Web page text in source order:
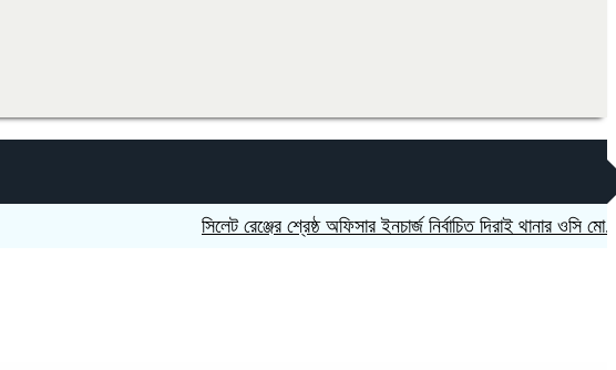
‎সিলেট রেঞ্জের শ্রেষ্ঠ অফিসার ইনচার্জ নির্বাচিত দিরাই থানার ওসি মো.